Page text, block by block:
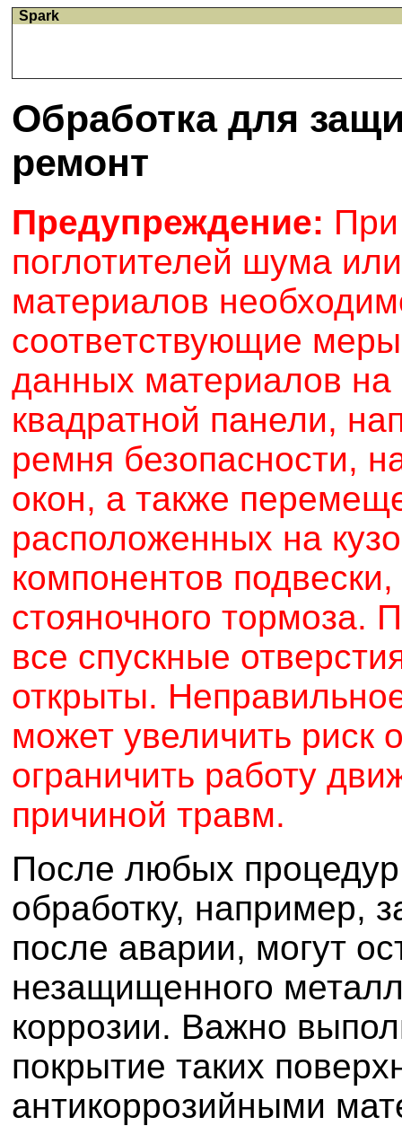
Spark
Обработка для
ремонт
Предупреждение:
поглотителей шума
материалов
соответствующие
данных материалов
квадратной панели,
ремня безопасности,
окон, а также
расположенных на
компонентов
стояночного тормоза.
все спускные
открыты.
может увеличить риск
ограничить работу
причиной травм.
После любых
обработку, например,
после аварии, могут
незащищенного
коррозии. Важно
покрытие таких
антикоррозийными